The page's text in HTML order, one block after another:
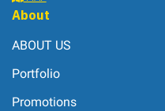
About
ABOUT US
Portfolio
Promotions